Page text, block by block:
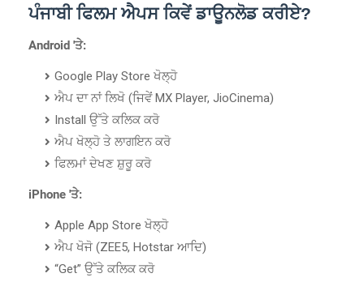
ਪੰਜਾਬੀ ਫਿਲਮ ਐਪਸ ਕਿਵੇਂ ਡਾਊਨਲੋਡ ਕਰੀਏ?
Android 'ਤੇ:
Google Play Store ਖੋਲ੍ਹੋ
ਐਪ ਦਾ ਨਾਂ ਲਿਖੋ (ਜਿਵੇਂ MX Player, JioCinema)
Install ਉੱਤੇ ਕਲਿਕ ਕਰੋ
ਐਪ ਖੋਲ੍ਹੋ ਤੇ ਲਾਗਇਨ ਕਰੋ
ਫਿਲਮਾਂ ਦੇਖਣ ਸ਼ੁਰੂ ਕਰੋ
iPhone 'ਤੇ:
Apple App Store ਖੋਲ੍ਹੋ
ਐਪ ਖੋਜੋ (ZEE5, Hotstar ਆਦਿ)
“Get” ਉੱਤੇ ਕਲਿਕ ਕਰੋ